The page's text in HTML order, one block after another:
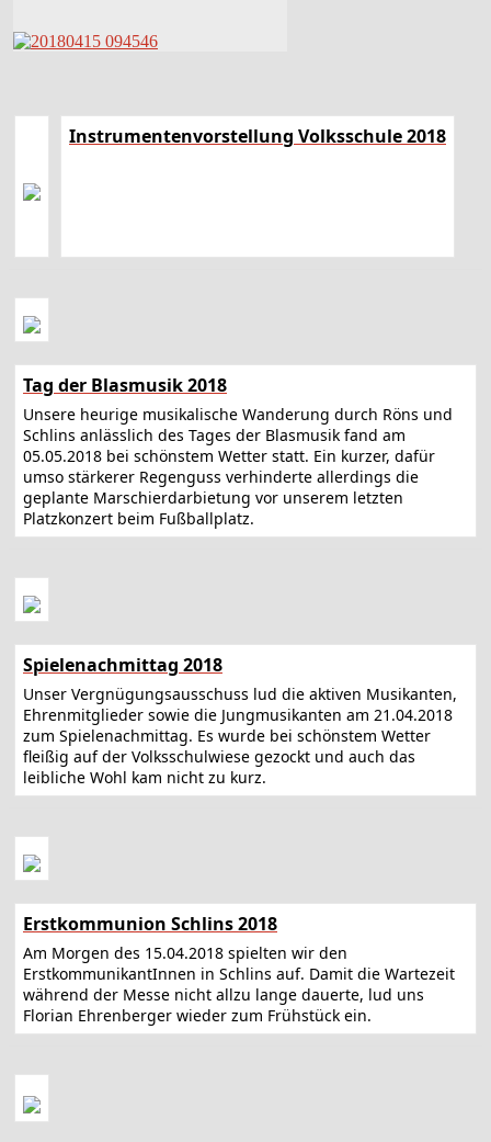
Instrumentenvorstellung Volksschule 2018
Tag der Blasmusik 2018
Unsere heurige musikalische Wanderung durch Röns und
Schlins anlässlich des Tages der Blasmusik fand am
05.05.2018 bei schönstem Wetter statt. Ein kurzer, dafür
umso stärkerer Regenguss verhinderte allerdings die
geplante Marschierdarbietung vor unserem letzten
Platzkonzert beim Fußballplatz.
Spielenachmittag 2018
Unser Vergnügungsausschuss lud die aktiven Musikanten,
Ehrenmitglieder sowie die Jungmusikanten am 21.04.2018
zum Spielenachmittag. Es wurde bei schönstem Wetter
fleißig auf der Volksschulwiese gezockt und auch das
leibliche Wohl kam nicht zu kurz.
Erstkommunion Schlins 2018
Am Morgen des 15.04.2018 spielten wir den
ErstkommunikantInnen in Schlins auf. Damit die Wartezeit
während der Messe nicht allzu lange dauerte, lud uns
Florian Ehrenberger wieder zum Frühstück ein.